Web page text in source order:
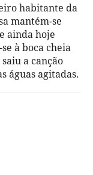
habitante da
mantém-se
ainda hoje
à boca cheia
a canção
águas agitadas.